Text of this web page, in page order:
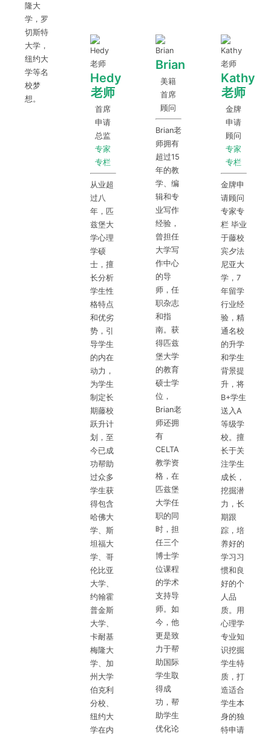
隆大
学，罗
切斯特
大学，
纽约大
学等名
校梦
想。
Hedy
老师
首席
申请
总监
专家
专栏
从业超
过八
年，匹
兹堡大
学心理
学硕
士，擅
长分析
学生性
格特点
和优劣
势，引
导学生
的内在
动力，
为学生
制定长
期藤校
跃升计
划，至
今已成
功帮助
过众多
学生获
得包含
哈佛大
学、斯
坦福大
学、哥
伦比亚
大学、
约翰霍
普金斯
大学、
卡耐基
梅隆大
学、加
州大学
伯克利
分校、
纽约大
学在内
Brian
美籍
首席
顾问
Brian老
师拥有
超过15
年的教
学、编
辑和专
业写作
经验，
曾担任
大学写
作中心
的导
师，任
职杂志
和指
南。获
得匹兹
堡大学
的教育
硕士学
位，
Brian老
师还拥
有
CELTA
教学资
格，在
匹兹堡
大学任
职的同
时，担
任三个
博士学
位课程
的学术
支持导
师。如
今，他
更是致
力于帮
助国际
学生取
得成
功，帮
助学生
优化论
Kathy
老师
金牌
申请
顾问
专家
专栏
金牌申
请顾问
专家专
栏 毕业
于藤校
宾夕法
尼亚大
学，7
年留学
行业经
验，精
通名校
的升学
和学生
背景提
升，将
B+学生
送入A
等级学
校。擅
长于关
注学生
成长，
挖掘潜
力，长
期跟
踪，培
养好的
学习习
惯和良
好的个
人品
质。用
心理学
专业知
识挖掘
学生特
质，打
造适合
学生本
身的独
特申请